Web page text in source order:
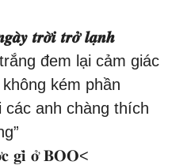
𝒕𝒓𝒐̛̀𝒊 𝒕𝒓𝒐̛̉ 𝒍𝒂̣𝒏𝒉
đem lại cảm giác
kém phần
anh chàng thích
𝐠𝐢̀ 𝐨̛̉ 𝐁𝐎𝐎<